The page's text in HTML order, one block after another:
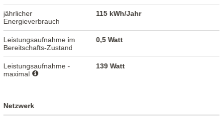
jährlicher
Energieverbrauch
115 kWh/Jahr
Leistungsaufnahme im
Bereitschafts-Zustand
0,5 Watt
Leistungsaufnahme -
maximal
139 Watt
Netzwerk